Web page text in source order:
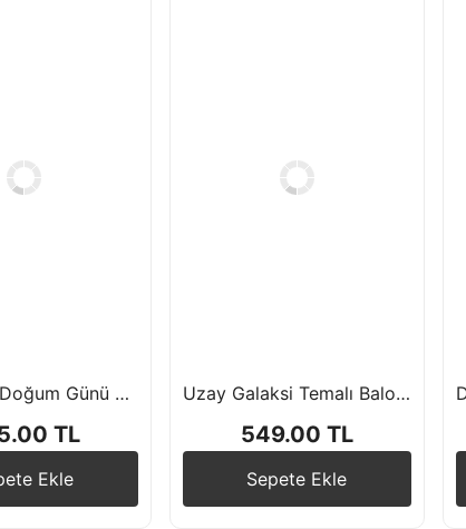
Basketbol Doğum Günü Balon Seti Kupa Folyo Balon Siyah Rakam Folyo Balon
TL
Ekle
Uzay Galaksi Temalı Balon Seti Roket Folyo Balon Astronot Folyo Balon Rakam Doğum Günü Balon Seti
549.00 TL
Sepete Ekle